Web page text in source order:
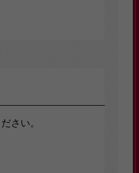
さい。